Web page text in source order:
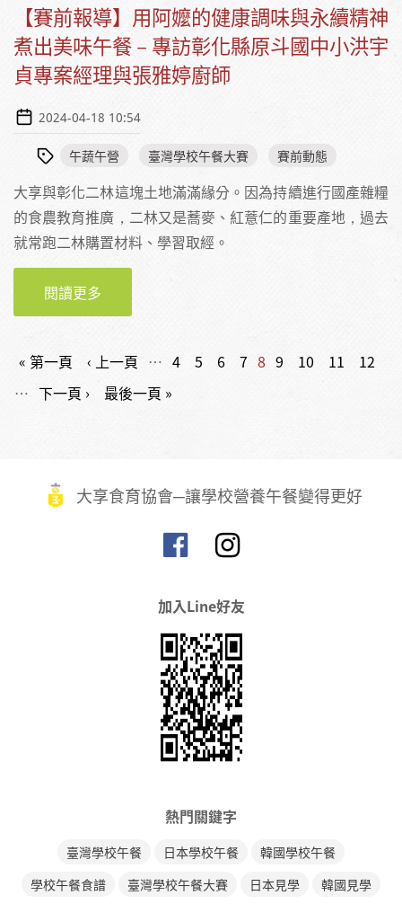
【賽前報導】用阿嬤的健康調味與永續精神
煮出美味午餐－專訪彰化縣原斗國中小洪宇
貞專案經理與張雅婷廚師
2024-04-18 10:54
午蔬午營 臺灣學校午餐大賽 賽前動態
大享與彰化二林這塊土地滿滿緣分。因為持續進行國產雜糧
的食農教育推廣，二林又是蕎麥、紅薏仁的重要產地，過去
就常跑二林購置材料、學習取經。
閱讀更多
神煮出美味午餐－專訪彰化縣原斗國中小洪宇
頁面
« 第一頁 ‹ 上一頁 … 4 5 6 7 8 9 10 11
12
… 下一頁 › 最後一頁 »
大享食育協會─讓學校營養午餐變得更好
加入Line好友
熱門關鍵字
臺灣學校午餐 日本學校午餐
韓國學校午餐
學校午餐食譜
臺灣學校午餐大賽 日本見學 韓國見學